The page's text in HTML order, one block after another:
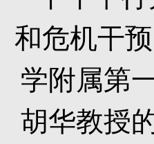
和危机干
学附属第
胡华教授